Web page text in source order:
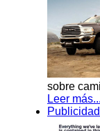
sobre
Leer más...